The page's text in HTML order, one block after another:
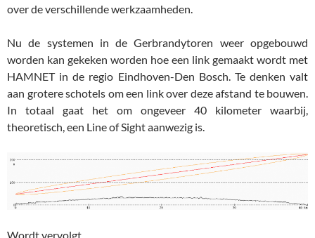
over de verschillende werkzaamheden.
Nu de systemen in de Gerbrandytoren weer opgebouwd
worden kan gekeken worden hoe een link gemaakt wordt met
HAMNET in de regio Eindhoven-Den Bosch. Te denken valt
aan grotere schotels om een link over deze afstand te bouwen.
In totaal gaat het om ongeveer 40 kilometer waarbij,
theoretisch, een Line of Sight aanwezig is.
Wordt vervolgt.